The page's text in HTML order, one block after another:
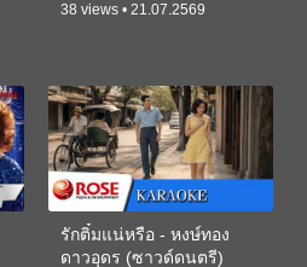
38 views • 21.07.2569
รักติ๋มแน่หรือ - หงษ์ทอง
ดาวอุดร (ซาวด์ดนตรี)